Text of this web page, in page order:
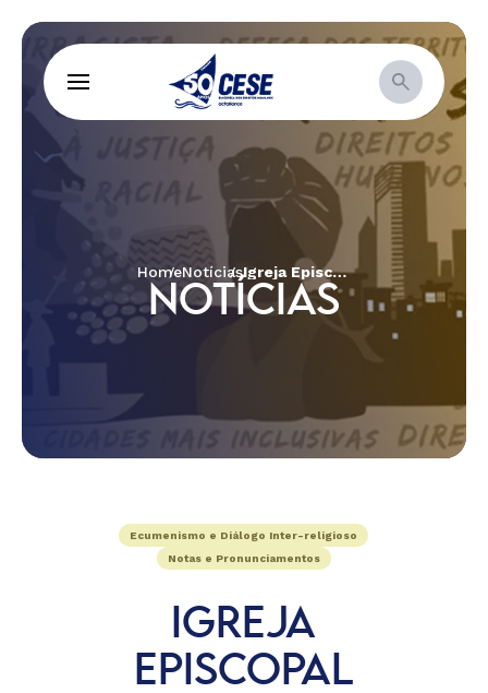
HomeNotícias Igreja Episcopal Anglicana manifesta preocupação com governo Bolsonaro
NOTÍCIAS
Ecumenismo e Diálogo Inter-religioso
Notas e Pronunciamentos
IGREJA
EPISCOPAL